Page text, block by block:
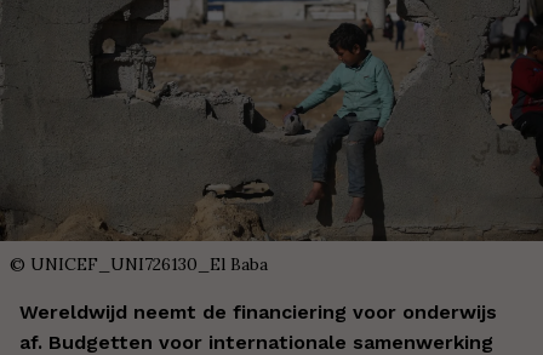
© UNICEF_UNI726130_El Baba
Wereldwijd neemt de financiering voor onderwijs
af. Budgetten voor internationale samenwerking